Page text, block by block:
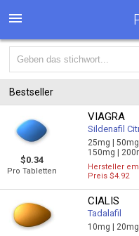
Bestseller
$0.34
Pro Tabletten
VIAGRA
Sildenafil
25mg |50mg
150mg |
Hersteller
Preis $4.92
CIALIS
Tadalafil
10mg | 20mg